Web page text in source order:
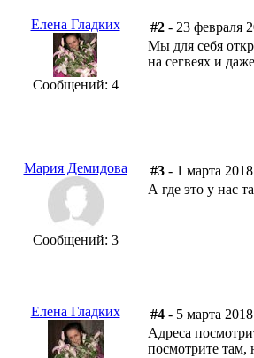
Елена Гладких
Сообщений: 4
#2 - 23 февраля
Мы для себя
на сегвеях и
Мария Демидова
Сообщений: 3
#3 - 1 марта
А где это у нас
Елена Гладких #4 - 5 марта
Адреса
посмотрите там,